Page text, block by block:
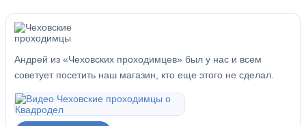
Андрей из «Чеховских проходимцев» был у нас и всем
советует посетить наш магазин, кто еще этого не сделал.